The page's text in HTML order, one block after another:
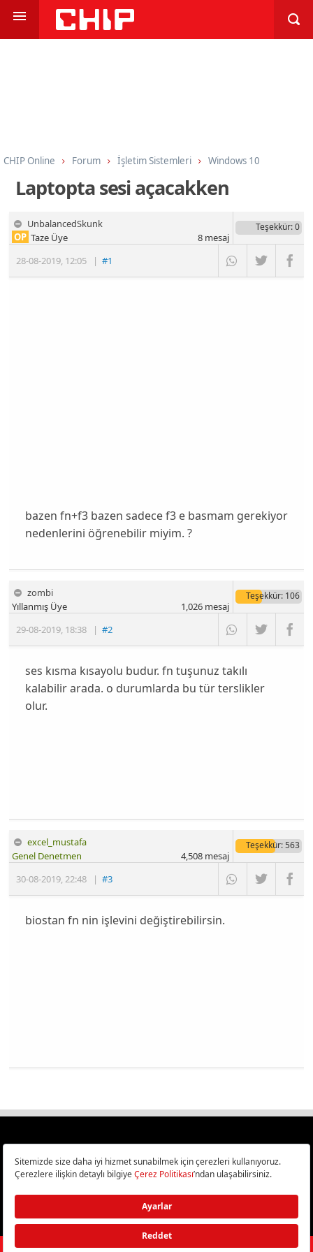
CHIP Online Forum İşletim Sistemleri Windows 10
Laptopta sesi açacakken
UnbalancedSkunk
28-08-2019, 12:05 |#1
OP Taze Üye
Teşekkür: 0
8mesaj
bazen fn+f3 bazen sadece f3 e basmam gerekiyor
nedenlerini öğrenebilir miyim. ?
zombi
29-08-2019, 18:38 |#2
Yıllanmış Üye
Teşekkür: 106
1,026mesaj
ses kısma kısayolu budur. fn tuşunuz takılı
kalabilir arada. o durumlarda bu tür terslikler
olur.
excel_mustafa
30-08-2019,22:48 |#3
Genel Denetmen
Teşekkür: 563
4,508mesaj
biostan fn nin işlevini değiştirebilirsin.
Türkiye
Bilişim ve Teknoloji Haberleri CHIP Online’da!